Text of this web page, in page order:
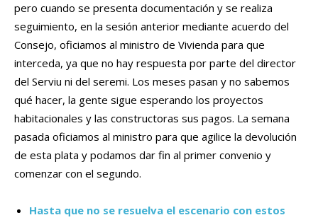
pero cuando se presenta documentación y se realiza
seguimiento, en la sesión anterior mediante acuerdo del
Consejo, oficiamos al ministro de Vivienda para que
interceda, ya que no hay respuesta por parte del director
del Serviu ni del seremi. Los meses pasan y no sabemos
qué hacer, la gente sigue esperando los proyectos
habitacionales y las constructoras sus pagos. La semana
pasada oficiamos al ministro para que agilice la devolución
de esta plata y podamos dar fin al primer convenio y
comenzar con el segundo.
Hasta que no se resuelva el escenario con estos